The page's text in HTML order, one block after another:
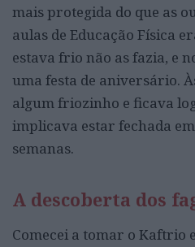
mais protegida do que as
aulas de Educação Física
estava frio não as fazia, e
uma festa de aniversário.
algum friozinho e ficava
implicava estar fechada
semanas.
A descoberta dos
Comecei a tomar o Kaftrio